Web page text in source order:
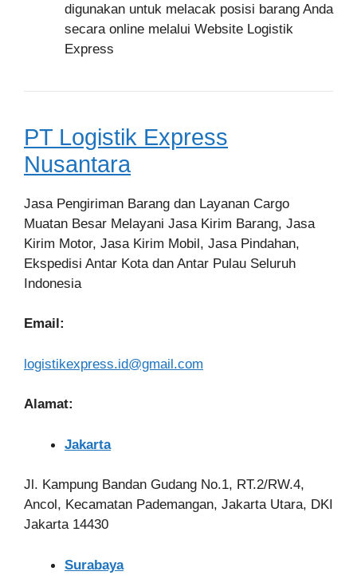
digunakan untuk melacak posisi barang Anda
secara online melalui Website Logistik
Express
PT Logistik Express
Nusantara
Jasa Pengiriman Barang dan Layanan Cargo
Muatan Besar Melayani Jasa Kirim Barang, Jasa
Kirim Motor, Jasa Kirim Mobil, Jasa Pindahan,
Ekspedisi Antar Kota dan Antar Pulau Seluruh
Indonesia
Email:
logistikexpress.id@gmail.com
Alamat:
Jakarta
Jl. Kampung Bandan Gudang No.1, RT.2/RW.4,
Ancol, Kecamatan Pademangan, Jakarta Utara, DKI
Jakarta 14430
Surabaya